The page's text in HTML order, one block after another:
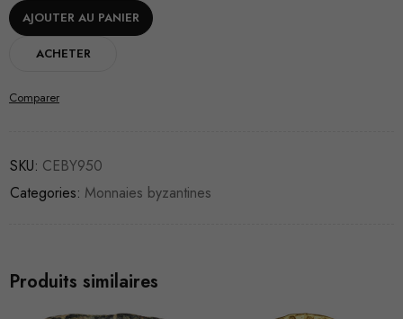
AJOUTER AU PANIER
ACHETER
Comparer
SKU: CEBY950
Categories: Monnaies byzantines
Produits similaires